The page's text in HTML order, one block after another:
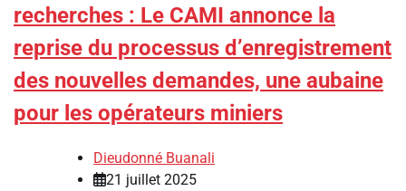
recherches : ‎Le CAMI annonce la
reprise du processus d’enregistrement
des nouvelles demandes, une aubaine
pour les opérateurs miniers
Dieudonné Buanali
21 juillet 2025